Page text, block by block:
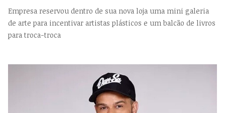
Empresa reservou dentro de sua nova loja uma mini galeria
de arte para incentivar artistas plásticos e um balcão de livros
para troca-troca